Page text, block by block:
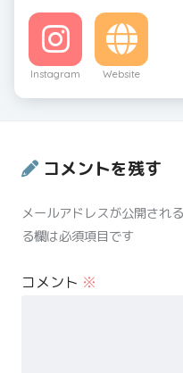
Instagram Website
コメントを残す
メールアドレスが公開され
る欄は必須項目です
コメント ※